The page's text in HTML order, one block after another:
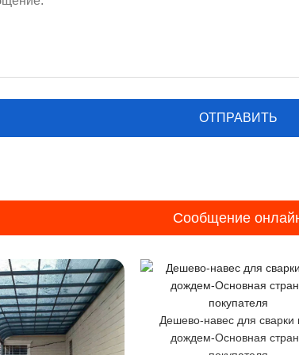
Сообщение
Дешево-навес для сварки
дождем-Основная